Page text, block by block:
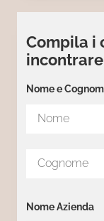
Compila i
Nome e
Nome Azienda